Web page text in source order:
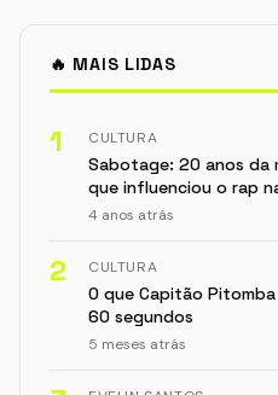
🔥 MAIS LIDAS
1 CULTURA
Sabotage: 20 anos
que influenciou o rap
4 anos atrás
2 CULTURA
O que Capitão
60 segundos
5 meses atrás